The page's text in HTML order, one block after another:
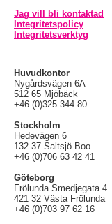
Jag vill bli kontaktad
Integritetspolicy
Integritetsverktyg
Huvudkontor
Nygårdsvägen 6A
512 65 Mjöbäck
+46 (0)325 344 80
Stockholm
Hedevägen 6
132 37 Saltsjö Boo
+46 (0)706 63 42 41
Göteborg
Frölunda Smedjegata 4
421 32 Västa Frölunda
+46 (0)703 97 62 16